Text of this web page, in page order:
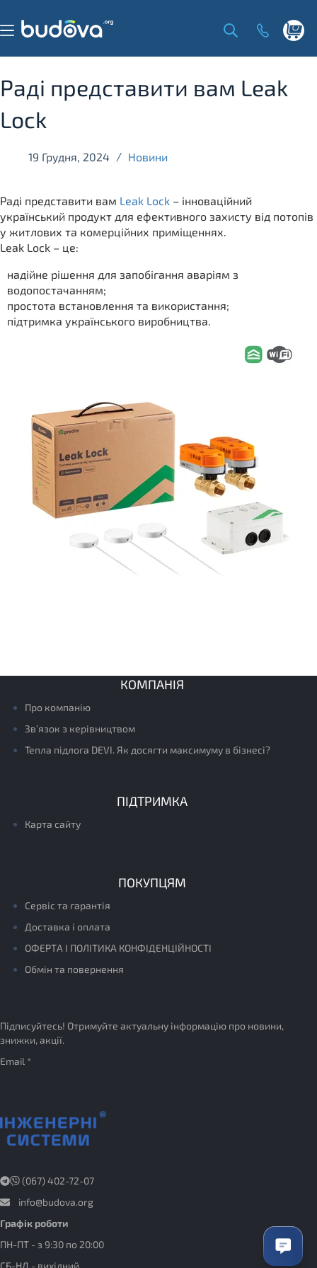
content
Раді представити вам Leak
Lock
19 Грудня, 2024 Новини
Раді представити вам Leak Lock – інноваційний
український продукт для ефективного захисту від потопів
у житлових та комерційних приміщеннях.
Leak Lock – це:
надійне рішення для запобігання аваріям з
водопостачанням;
простота встановлення та використання;
підтримка українського виробництва.
КОМПАНІЯ
Про компанію
Зв’язок з керівництвом
Тепла підлога DEVI. Як досягти максимуму в бізнесі?
ПІДТРИМКА
Карта сайту
ПОКУПЦЯМ
Сервіс та гарантія
Доставка і оплата
ОФЕРТА І ПОЛІТИКА КОНФІДЕНЦІЙНОСТІ
Обмін та повернення
Підписуйтесь! Отримуйте актуальну інформацію про новини,
знижки, акції.
Email *
(067) 402-72-07
info@budova.org
Графік роботи
ПН-ПТ - з 9:30 по 20:00
СБ-НД - вихідний